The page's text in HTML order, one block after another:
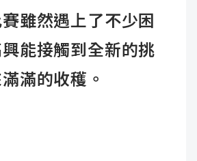
雖然遇上了不少困
能接觸到全新的挑
滿的收穫。